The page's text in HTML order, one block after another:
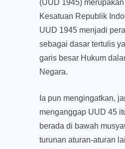
(UUD 1945)
Kesatuan Republik
UUD 1945 menjadi
sebagai dasar tertulis
garis besar Hukum
Negara.
Ia pun mengingatkan,
menganggap UUD 45
berada di bawah
turunan aturan-aturan